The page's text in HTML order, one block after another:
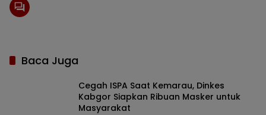
Baca Juga
Cegah ISPA Saat Kemarau, Dinkes
Kabgor Siapkan Ribuan Masker untuk
Masyarakat